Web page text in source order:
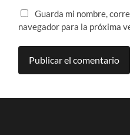
Guarda mi nombre,
navegador para la próxima